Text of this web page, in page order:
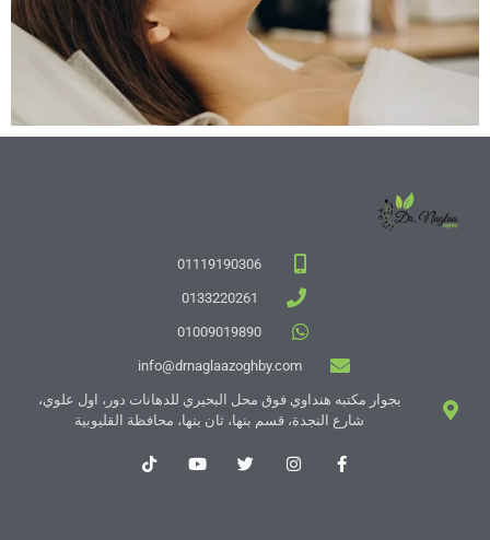
01119190306
0133220261
01009019890
info@drnaglaazoghby.com
بجوار مكتبه هنداوي فوق محل البحيري للدهانات دور، اول علوي،
شارع النجدة، قسم بنها، ثان بنها، محافظة القليوبية